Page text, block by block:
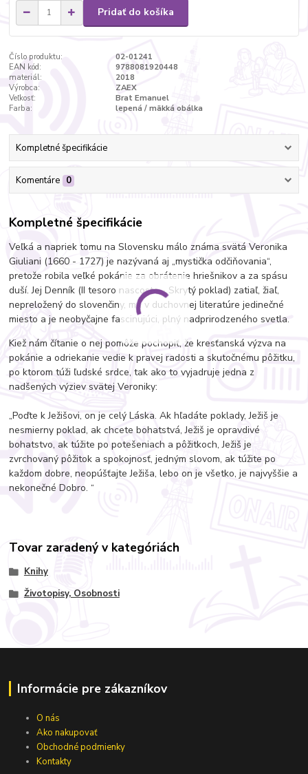
Pridať do košíka
Číslo produktu:
02-01241
EAN kód:
9788081920448
materiál:
2018
Výrobca:
ZAEX
Veľkosť:
Brat Emanuel
Farba:
lepená / mäkká obálka
Kompletné špecifikácie
Komentáre 0
Kompletné špecifikácie
Veľká a napriek tomu na Slovensku málo známa svätá Veronika
Giuliani (1660 - 1727) je nazývaná aj „mystička odčiňovania“,
pretože robila veľké pokánie za obrátenie hriešnikov a za spásu
duší. Jej Denník (II tesoro nascosto - Skrytý poklad) zatiaľ, žiaľ,
nepreložený do slovenčiny, má v duchovnej literatúre jedinečné
miesto a je neobyčajne fascinujúci, plný nadprirodzeného svetla.
Kiež nám čítanie o nej pomôže pochopiť, že kresťanská výzva na
pokánie a odriekanie vedie k pravej radosti a skutočnému pôžitku,
po ktorom túži ľudské srdce, tak ako to vyjadruje jedna z
nadšených výziev svätej Veroniky:
„Poďte k Ježišovi, on je celý Láska. Ak hľadáte poklady, Ježiš je
nesmierny poklad, ak chcete bohatstvá, Ježiš je opravdivé
bohatstvo, ak túžite po potešeniach a pôžitkoch, Ježiš je
zvrchovaný pôžitok a spokojnosť, jedným slovom, ak túžite po
každom dobre, neopúšťajte Ježiša, lebo on je všetko, je najvyššie a
nekonečné Dobro. “
Tovar zaradený v kategóriách
Knihy
Životopisy, Osobnosti
Informácie pre zákazníkov
O nás
Ako nakupovať
Obchodné podmienky
Kontakty